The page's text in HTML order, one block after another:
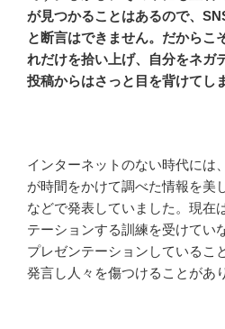
が見つかることはあるので、
と断言はできません。だからこ
れだけを拾い上げ、自分をネガ
投稿からはさっと目を背けてし
インターネットのない時代には
が時間をかけて調べた情報を美
などで発表していました。現在
テーションする訓練を受けてい
プレゼンテーションしているこ
発言し人々を傷つけることがあ